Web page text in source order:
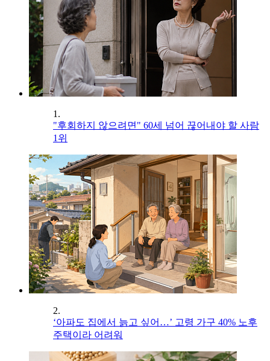
1.
"후회하지 않으려면" 60세 넘어 끊어내야 할 사람
1위
2.
‘아파도 집에서 늙고 싶어…’ 고령 가구 40% 노후
주택이라 어려워